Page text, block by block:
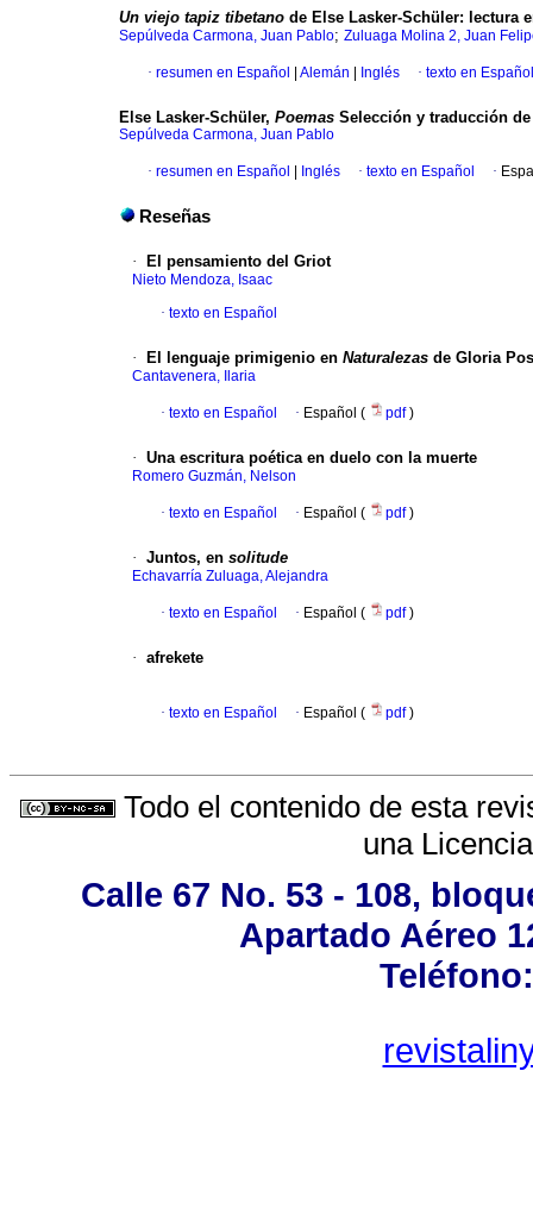
Un viejo tapiz tibetano de Else Lasker-Schüler: lectura
Sepúlveda Carmona, Juan Pablo; Zuluaga Molina 2, Juan
· resumen en Español Alemán Inglés · texto en Español
Else Lasker-Schüler, Poemas Selección y traducción
Sepúlveda Carmona, Juan Pablo
· resumen en Español Inglés · texto en Español ·
Reseñas
· El pensamiento del Griot
Nieto Mendoza, Isaac
· texto en Español
· El lenguaje primigenio en Naturalezas de Gloria
Cantavenera, Ilaria
· texto en Español · Español ( pdf)
· Una escritura poética en duelo con la muerte
Romero Guzmán, Nelson
· texto en Español · Español ( pdf)
· Juntos, en solitude
Echavarría Zuluaga, Alejandra
· texto en Español · Español ( pdf)
· afrekete
· texto en Español · Español ( pdf)
Todo el contenido de esta
una
Calle 67 No. 53 - 108,
Apartado Aéreo